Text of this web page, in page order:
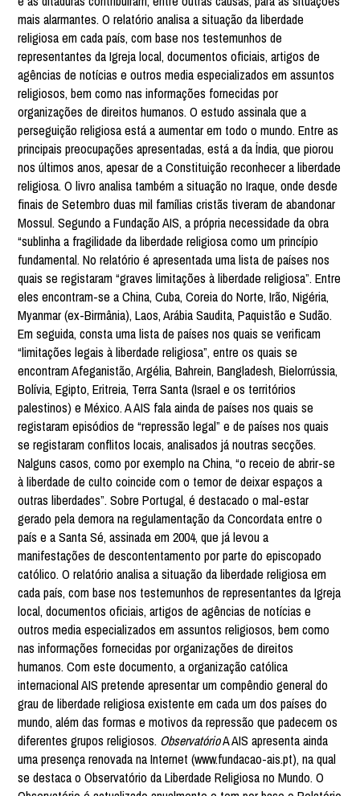
mais alarmantes. O relatório analisa a situação da liberdade
religiosa em cada país, com base nos testemunhos de
representantes da Igreja local, documentos oficiais, artigos de
agências de notícias e outros media especializados em assuntos
religiosos, bem como nas informações fornecidas por
organizações de direitos humanos. O estudo assinala que a
perseguição religiosa está a aumentar em todo o mundo. Entre as
principais preocupações apresentadas, está a da Índia, que piorou
nos últimos anos, apesar de a Constituição reconhecer a liberdade
religiosa. O livro analisa também a situação no Iraque, onde desde
finais de Setembro duas mil famílias cristãs tiveram de abandonar
Mossul. Segundo a Fundação AIS, a própria necessidade da obra
“sublinha a fragilidade da liberdade religiosa como um princípio
fundamental. No relatório é apresentada uma lista de países nos
quais se registaram “graves limitações à liberdade religiosa”. Entre
eles encontram-se a China, Cuba, Coreia do Norte, Irão, Nigéria,
Myanmar (ex-Birmânia), Laos, Arábia Saudita, Paquistão e Sudão.
Em seguida, consta uma lista de países nos quais se verificam
“limitações legais à liberdade religiosa”, entre os quais se
encontram Afeganistão, Argélia, Bahrein, Bangladesh, Bielorrússia,
Bolívia, Egipto, Eritreia, Terra Santa (Israel e os territórios
palestinos) e México. A AIS fala ainda de países nos quais se
registaram episódios de “repressão legal” e de países nos quais
se registaram conflitos locais, analisados já noutras secções.
Nalguns casos, como por exemplo na China, “o receio de abrir-se
à liberdade de culto coincide com o temor de deixar espaços a
outras liberdades”. Sobre Portugal, é destacado o mal-estar
gerado pela demora na regulamentação da Concordata entre o
país e a Santa Sé, assinada em 2004, que já levou a
manifestações de descontentamento por parte do episcopado
católico. O relatório analisa a situação da liberdade religiosa em
cada país, com base nos testemunhos de representantes da Igreja
local, documentos oficiais, artigos de agências de notícias e
outros media especializados em assuntos religiosos, bem como
nas informações fornecidas por organizações de direitos
humanos. Com este documento, a organização católica
internacional AIS pretende apresentar um compêndio general do
grau de liberdade religiosa existente em cada um dos países do
mundo, além das formas e motivos da repressão que padecem os
diferentes grupos religiosos. ObservatórioA AIS apresenta ainda
uma presença renovada na Internet (www.fundacao-ais.pt), na qual
se destaca o Observatório da Liberdade Religiosa no Mundo. O